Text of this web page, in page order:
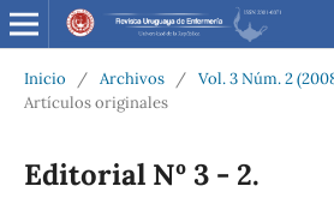
Inicio / Archivos / Vol. 3 Núm. 2
Artículos originales
Editorial Nº 3 - 2.